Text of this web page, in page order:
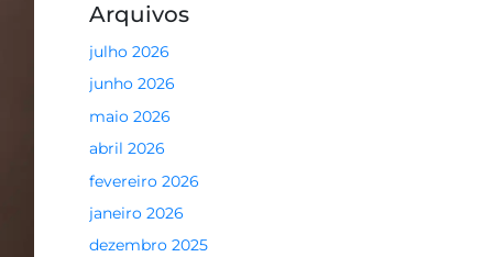
Arquivos
julho 2026
junho 2026
maio 2026
abril 2026
fevereiro 2026
janeiro 2026
dezembro 2025